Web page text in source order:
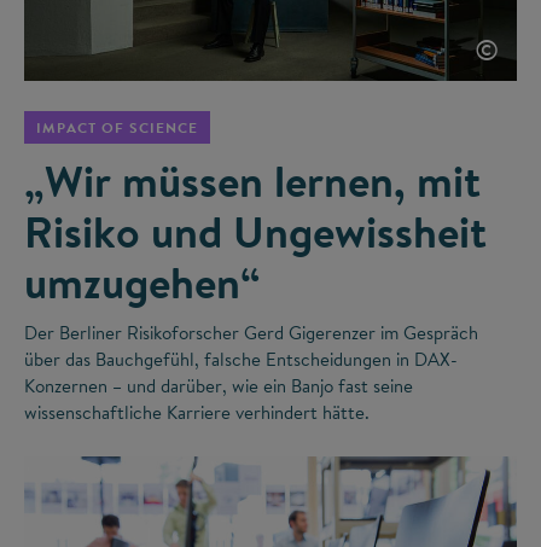
©
IMPACT OF SCIENCE
„Wir müssen lernen, mit
Risiko und Ungewissheit
umzugehen“
Der Berliner Risikoforscher Gerd Gigerenzer im Gespräch
über das Bauchgefühl, falsche Entscheidungen in DAX-
Konzernen – und darüber, wie ein Banjo fast seine
wissenschaftliche Karriere verhindert hätte.